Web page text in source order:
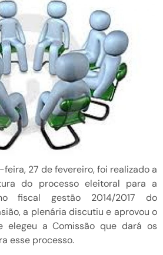
27 de fevereiro, foi realizado a
do processo eleitoral para a
fiscal gestão 2014/2017 do
a plenária discutiu e aprovou o
elegeu a Comissão que dará os
esse processo.